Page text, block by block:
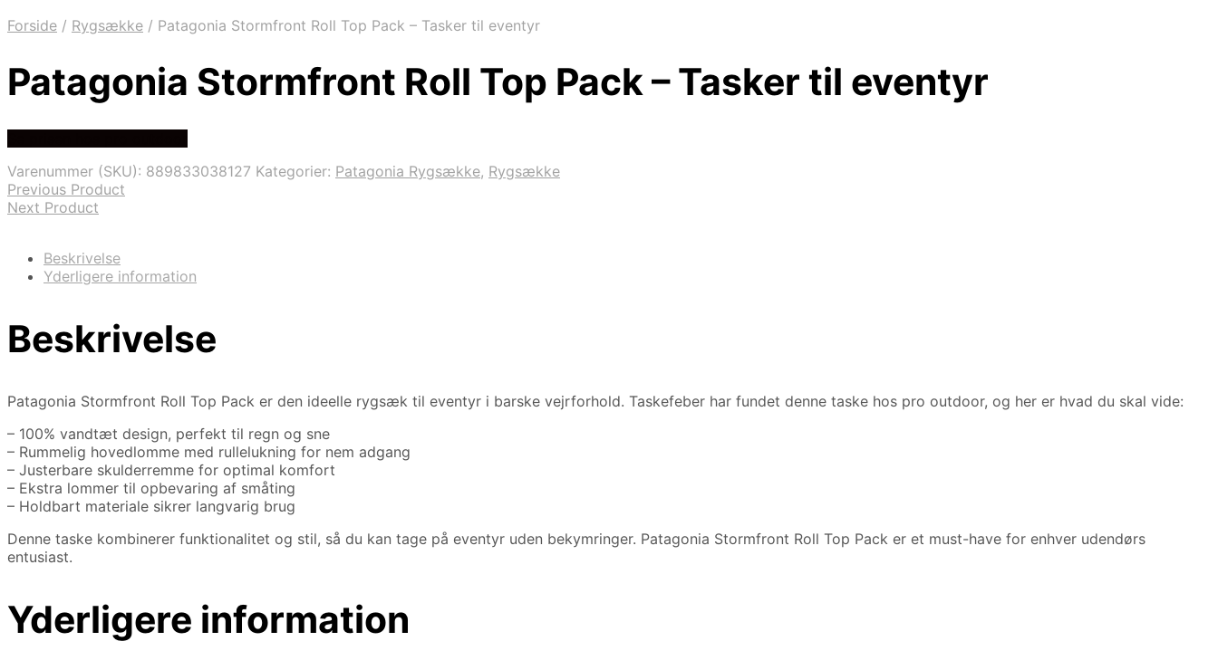
Forside / Rygsække / Patagonia Stormfront Roll Top Pack – Tasker til eventyr
Patagonia Stormfront Roll Top Pack – Tasker til eventyr
Varenummer (SKU): 889833038127 Kategorier: Patagonia Rygsække, Rygsække
Previous Product
Next Product
Beskrivelse
Yderligere information
Beskrivelse
Patagonia Stormfront Roll Top Pack er den ideelle rygsæk til eventyr i barske vejrforhold. Taskefeber har fundet denne taske hos pro outdoor, og her er hvad du skal vide:
– 100% vandtæt design, perfekt til regn og sne
– Rummelig hovedlomme med rullelukning for nem adgang
– Justerbare skulderremme for optimal komfort
– Ekstra lommer til opbevaring af småting
– Holdbart materiale sikrer langvarig brug
Denne taske kombinerer funktionalitet og stil, så du kan tage på eventyr uden bekymringer. Patagonia Stormfront Roll Top Pack er et must-have for enhver udendørs
entusiast.
Yderligere information